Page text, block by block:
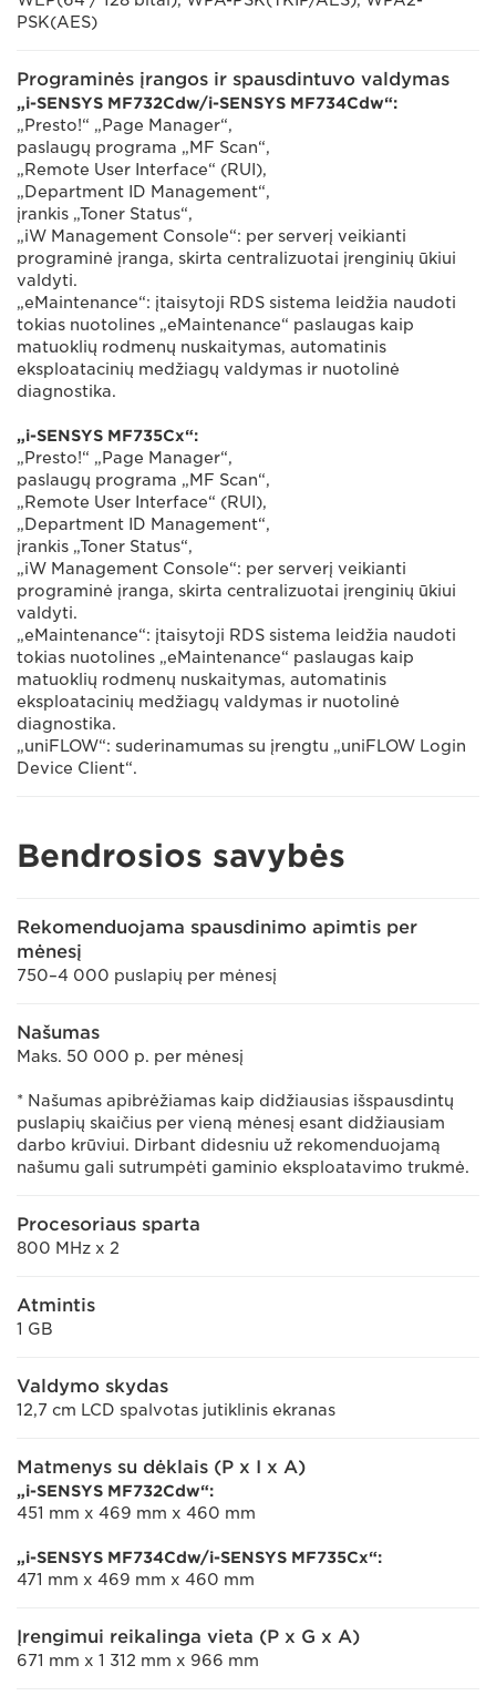
PSK(AES)
Programinės įrangos ir spausdintuvo valdymas
„i-SENSYS MF732Cdw/i-SENSYS MF734Cdw“:
„Presto!“ „Page Manager“,
paslaugų programa „MF Scan“,
„Remote User Interface“ (RUI),
„Department ID Management“,
įrankis „Toner Status“,
„iW Management Console“: per serverį veikianti
programinė įranga, skirta centralizuotai įrenginių ūkiui
valdyti.
„eMaintenance“: įtaisytoji RDS sistema leidžia naudoti
tokias nuotolines „eMaintenance“ paslaugas kaip
matuoklių rodmenų nuskaitymas, automatinis
eksploatacinių medžiagų valdymas ir nuotolinė
diagnostika.
„i-SENSYS MF735Cx“:
„Presto!“ „Page Manager“,
paslaugų programa „MF Scan“,
„Remote User Interface“ (RUI),
„Department ID Management“,
įrankis „Toner Status“,
„iW Management Console“: per serverį veikianti
programinė įranga, skirta centralizuotai įrenginių ūkiui
valdyti.
„eMaintenance“: įtaisytoji RDS sistema leidžia naudoti
tokias nuotolines „eMaintenance“ paslaugas kaip
matuoklių rodmenų nuskaitymas, automatinis
eksploatacinių medžiagų valdymas ir nuotolinė
diagnostika.
„uniFLOW“: suderinamumas su įrengtu „uniFLOW Login
Device Client“.
Bendrosios savybės
Rekomenduojama spausdinimo apimtis per
mėnesį
750–4 000 puslapių per mėnesį
Našumas
Maks. 50 000 p. per mėnesį
* Našumas apibrėžiamas kaip didžiausias išspausdintų
puslapių skaičius per vieną mėnesį esant didžiausiam
darbo krūviui. Dirbant didesniu už rekomenduojamą
našumu gali sutrumpėti gaminio eksploatavimo trukmė.
Procesoriaus sparta
800 MHz x 2
Atmintis
1 GB
Valdymo skydas
12,7 cm LCD spalvotas jutiklinis ekranas
Matmenys su dėklais (P x I x A)
„i-SENSYS MF732Cdw“:
451 mm x 469 mm x 460 mm
„i-SENSYS MF734Cdw/i-SENSYS MF735Cx“:
471 mm x 469 mm x 460 mm
Įrengimui reikalinga vieta (P x G x A)
671 mm x 1 312 mm x 966 mm